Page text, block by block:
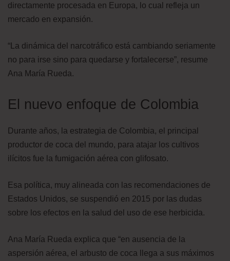
directamente procesada en Europa, lo cual refleja un
mercado en expansión.
“La dinámica del narcotráfico está cambiando seriamente
no para irse sino para quedarse y fortalecerse”, resume
Ana María Rueda.
El nuevo enfoque de Colombia
Durante años, la estrategia de Colombia, el principal
productor de coca del mundo, para atajar los cultivos
ilícitos fue la fumigación aérea con glifosato.
Esa política, muy alineada con las recomendaciones de
Estados Unidos, se suspendió en 2015 por las dudas
sobre los efectos en la salud del uso de ese herbicida.
Ana María Rueda explica que “en ausencia de la
aspersión aérea, el arbusto de coca llega a sus máximos